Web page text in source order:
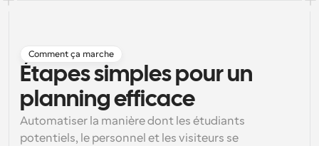
Programmation surpuissante avec des appels
alimentés par l'IA
Blog
Restez à jour avec les dernières nouvelles et mises à
jour
Réunions instantanées
Rencontrez des clients en quelques minutes
Comment ça marche
Étapes simples pour un
planning efficace
Automatiser la manière dont les étudiants
potentiels, le personnel et les visiteurs se